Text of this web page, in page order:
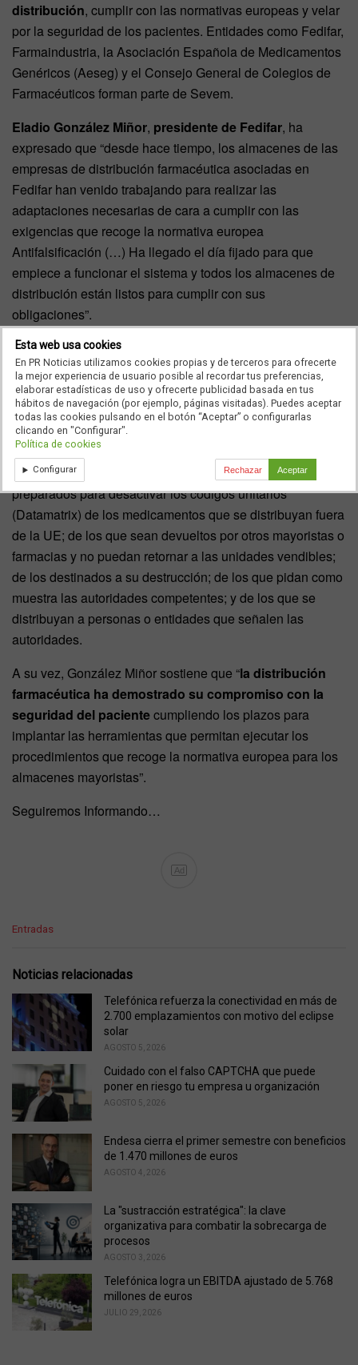
distribución, cumplir con las normativas europeas y velar
por la seguridad de los pacientes. Entidades como Fedifar,
Farmaindustria, la Asociación Española de Medicamentos
Genéricos (Aeseg) y el Consejo General de Colegios de
Farmacéuticos forman parte de Sevem.
Eladio González Miñor, presidente de Fedifar, ha
expresado que “desde hace tiempo, los almacenes de las
empresas de distribución farmacéutica asociadas en
Fedifar han venido trabajando para realizar las
adaptaciones necesarias de cara a cumplir con las
exigencias que recoge la normativa europea
Antifalsificación (…) Ha llegado el día fijado para que
empiece a funcionar el sistema y todos los almacenes de
distribución están listos para cumplir con sus
obligaciones”.
De esta forma, todos los almacenes mayoristas están en
disposición de llevar a cabo el proceso de verificación de
medicamentos en aquellos casos que establece la
normativa europea: medicamentos devueltos por
farmacias; los recibidos de otros mayoristas; así como los
que en determinadas situaciones consideren necesario las
autoridades sanitarias. Asimismo, también se encuentran
preparados para desactivar los códigos unitarios
(Datamatrix) de los medicamentos que se distribuyan fuera
de la UE; de los que sean devueltos por otros mayoristas o
farmacias y no puedan retornar a las unidades vendibles;
de los destinados a su destrucción; de los que pidan como
muestra las autoridades competentes; y de los que se
distribuyan a personas o entidades que señalen las
autoridades.
A su vez, González Miñor sostiene que “la distribución
farmacéutica ha demostrado su compromiso con la
seguridad del pacientecumpliendo los plazos para
implantar las herramientas que permitan ejecutar los
procedimientos que recoge la normativa europea para los
almacenes mayoristas”.
Seguiremos Informando…
Ad
C
e
o
r
e
Entradas
Noticias relacionadas
Telefónica refuerza la conectividad en más de
2.700 emplazamientos con motivo del eclipse
solar
AGOSTO 5, 2026
Cuidado con el falso CAPTCHA que puede
poner en riesgo tu empresa u organización
AGOSTO 5, 2026
Endesa cierra el primer semestre con beneficios
de 1.470 millones de euros
AGOSTO 4, 2026
La "sustracción estratégica": la clave
organizativa para combatir la sobrecarga de
procesos
AGOSTO 3, 2026
Telefónica logra un EBITDA ajustado de 5.768
millones de euros
JULIO 29, 2026
Esta web usa cookies
En PR Noticias utilizamos cookies propias y de terceros para ofrecerte
la mejor experiencia de usuario posible al recordar tus preferencias,
elaborar estadísticas de uso y ofrecerte publicidad basada en tus
hábitos de navegación (por ejemplo, páginas visitadas). Puedes aceptar
todas las cookies pulsando en el botón “Aceptar” o configurarlas
clicando en "Configurar".
Política de cookies
Configurar Rechazar Aceptar